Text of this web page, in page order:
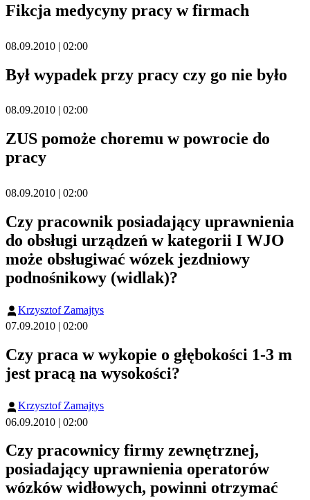
Fikcja medycyny pracy w firmach
08.09.2010 | 02:00
Był wypadek przy pracy czy go nie było
08.09.2010 | 02:00
ZUS pomoże choremu w powrocie do
pracy
08.09.2010 | 02:00
Czy pracownik posiadający uprawnienia
do obsługi urządzeń w kategorii I WJO
może obsługiwać wózek jezdniowy
podnośnikowy (widlak)?
Krzysztof Zamajtys
07.09.2010 | 02:00
Czy praca w wykopie o głębokości 1-3 m
jest pracą na wysokości?
Krzysztof Zamajtys
06.09.2010 | 02:00
Czy pracownicy firmy zewnętrznej,
posiadający uprawnienia operatorów
wózków widłowych, powinni otrzymać